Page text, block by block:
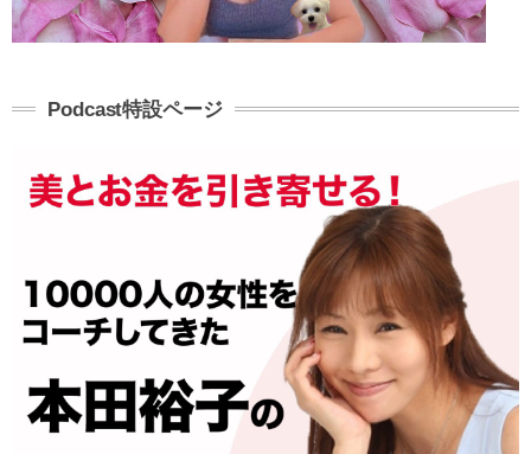
Podcast特設ページ